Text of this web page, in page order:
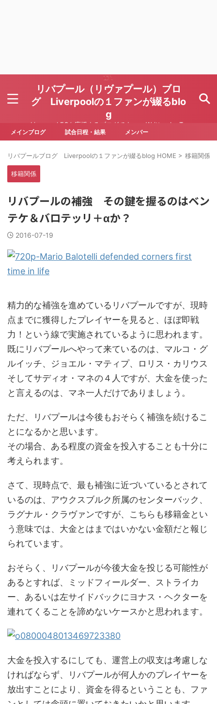
リバプール（リヴァプール）ブロ
グ Liverpoolの１ファンが綴るblo
g
Liverpool FCを応援するブログです Written by To
ru Yoda
メインブログ 試合日程・結果 メンバー
リバプールブログ Liverpoolの１ファンが綴るblog HOME > 移籍関係
移籍関係
リバプールの補強 その鍵を握るのはベン
テケ＆バロテッリ＋αか？
2016-07-19
精力的な補強を進めているリバプールですが、現時
点までに獲得したプレイヤーを見ると、ほぼ即戦
力！という線で実施されているように思われます。
既にリバプールへやって来ているのは、マルコ・グ
ルイッチ、ジョエル・マティプ、ロリス・カリウス
そしてサディオ・マネの４人ですが、大金を使った
と言えるのは、マネ一人だけでありましょう。
ただ、リバプールは今後もおそらく補強を続けるこ
とになるかと思います。
その場合、ある程度の資金を投入することも十分に
考えられます。
さて、現時点で、最も補強に近づいているとされて
いるのは、アウクスブルク所属のセンターバック、
ラグナル・クラヴァンですが、こちらも移籍金とい
う意味では、大金とはまではいかない金額だと報じ
られています。
おそらく、リバプールが今後大金を投じる可能性が
あるとすれば、ミッドフィールダー、ストライカ
ー、あるいは左サイドバックにヨナス・ヘクターを
連れてくることを諦めないケースかと思われます。
大金を投入するにしても、運営上の収支は考慮しな
ければならず、リバプールが何人かのプレイヤーを
放出すことにより、資金を得るということも、ファ